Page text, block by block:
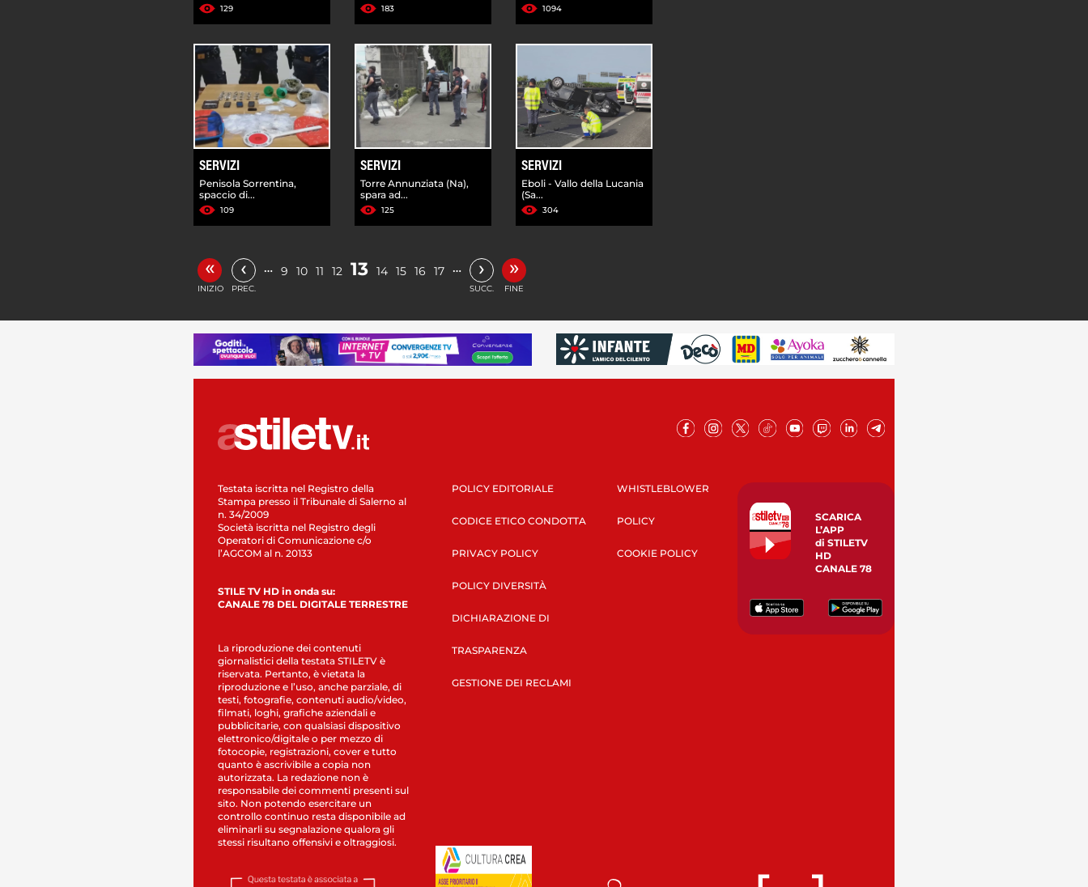
129 183 1094
SERVIZI
Penisola Sorrentina,
spaccio di...
109
SERVIZI
Torre Annunziata (Na),
spara ad...
125
SERVIZI
Eboli - Vallo della Lucania
(Sa...
304
«
INIZIO
‹
PREC.
… 9 10 11 12 13 14 15 16 17 … ›
SUCC.
»
FINE
Testata iscritta nel Registro della
Stampa presso il Tribunale di Salerno al
n. 34/2009
Società iscritta nel Registro degli
Operatori di Comunicazione c/o
l’AGCOM al n. 20133
STILE TV HD in onda su:
CANALE 78 DEL DIGITALE TERRESTRE
La riproduzione dei contenuti
giornalistici della testata STILETV è
riservata. Pertanto, è vietata la
riproduzione e l’uso, anche parziale, di
testi, fotografie, contenuti audio/video,
filmati, loghi, grafiche aziendali e
pubblicitarie, con qualsiasi dispositivo
elettronico/digitale o per mezzo di
fotocopie, registrazioni, cover e tutto
quanto è ascrivibile a copia non
autorizzata. La redazione non è
responsabile dei commenti presenti sul
sito. Non potendo esercitare un
controllo continuo resta disponibile ad
eliminarli su segnalazione qualora gli
stessi risultano offensivi e oltraggiosi.
POLICY EDITORIALE
CODICE ETICO CONDOTTA
PRIVACY POLICY
POLICY DIVERSITÀ
DICHIARAZIONE DI
TRASPARENZA
GESTIONE DEI RECLAMI
WHISTLEBLOWER
POLICY
COOKIE POLICY
SCARICA
L’APP
di STILETV
HD
CANALE 78